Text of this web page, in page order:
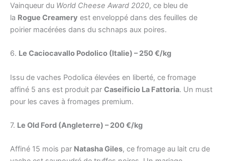
Vainqueur du World Cheese Award 2020, ce bleu de
la Rogue Creamery est enveloppé dans des feuilles de
poirier macérées dans du schnaps aux poires.
6. Le Caciocavallo Podolico (Italie) – 250 €/kg
Issu de vaches Podolica élevées en liberté, ce fromage
affiné 5 ans est produit par Caseificio La Fattoria. Un must
pour les caves à fromages premium.
7. Le Old Ford (Angleterre) – 200 €/kg
Affiné 15 mois par Natasha Giles, ce fromage au lait cru de